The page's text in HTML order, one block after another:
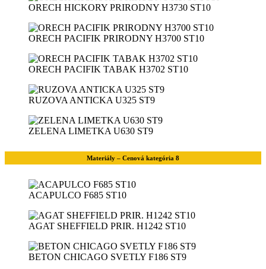
ORECH HICKORY PRIRODNY H3730 ST10
ORECH PACIFIK PRIRODNY H3700 ST10
ORECH PACIFIK TABAK H3702 ST10
RUZOVA ANTICKA U325 ST9
ZELENA LIMETKA U630 ST9
Materiály – Cenová kategória 8
ACAPULCO F685 ST10
AGAT SHEFFIELD PRIR. H1242 ST10
BETON CHICAGO SVETLY F186 ST9